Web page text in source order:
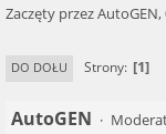
Zaczęty przez AutoGEN,
DO DOŁU Strony 1
AutoGEN